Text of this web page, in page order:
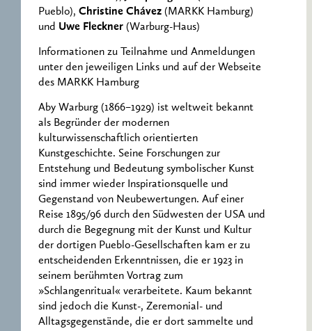
Pueblo), Christine Chávez (MARKK Hamburg)
und Uwe Fleckner (Warburg-Haus)
Informationen zu Teilnahme und Anmeldungen
unter den jeweiligen Links und auf der Webseite
des MARKK Hamburg
Aby Warburg (1866 – 1929) ist weltweit bekannt
als Begründer der modernen
kulturwissenschaftlich orientierten
Kunstgeschichte. Seine Forschungen zur
Entstehung und Bedeutung symbolischer Kunst
sind immer wieder Inspirationsquelle und
Gegenstand von Neubewertungen. Auf einer
Reise 1895/96 durch den Südwesten der USA und
durch die Begegnung mit der Kunst und Kultur
der dortigen Pueblo-Gesellschaften kam er zu
entscheidenden Erkenntnissen, die er 1923 in
seinem berühmten Vortrag zum
»Schlangenritual« verarbeitete. Kaum bekannt
sind jedoch die Kunst-, Zeremonial- und
Alltagsgegenstände, die er dort sammelte und